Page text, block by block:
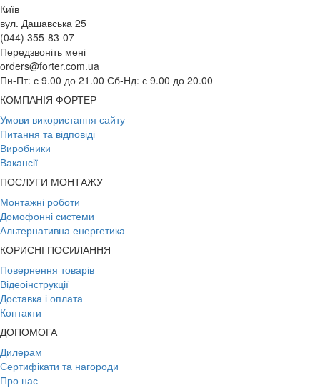
Київ
вул. Дашавська 25
(044) 355-83-07
Передзвоніть мені
orders@forter.com.ua
Пн-Пт: с 9.00 до 21.00 Сб-Нд: с 9.00 до 20.00
КОМПАНІЯ ФОРТЕР
Умови використання сайту
Питання та відповіді
Виробники
Вакансії
ПОСЛУГИ МОНТАЖУ
Монтажні роботи
Домофонні системи
Альтернативна енергетика
КОРИСНІ ПОСИЛАННЯ
Повернення товарів
Відеоінструкції
Доставка і оплата
Контакти
ДОПОМОГА
Дилерам
Сертифікати та нагороди
Про нас